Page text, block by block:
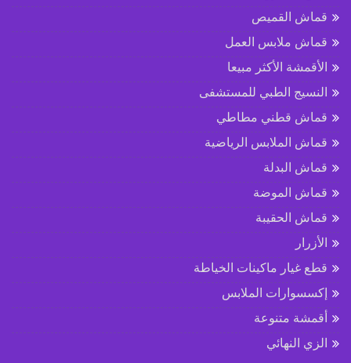
قماش القميص
قماش ملابس العمل
الأقمشة الأكثر مبيعا
النسيج الطبي للمستشفى
قماش قطني مطاطي
قماش الملابس الرياضية
قماش البدلة
قماش الموضة
قماش الحقيبة
الأزرار
قطع غيار ماكينات الخياطة
إكسسوارات الملابس
أقمشة متنوعة
الزي النهائي